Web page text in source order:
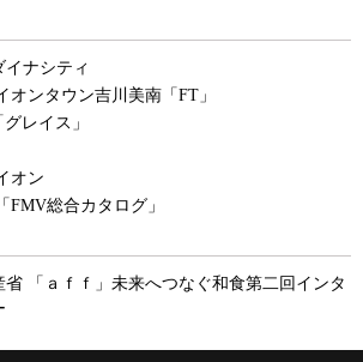
イナシティ
オンタウン吉川美南「FT」
レイス」
オン
FMV総合カタログ」
省 「ａｆｆ」未来へつなぐ和食第二回インタ